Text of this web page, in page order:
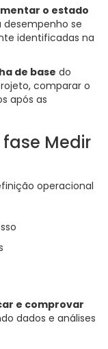
o estado
desempenho se
identificadas na
de base do
comparar o
após as
Medir
operacional
e comprovar
dados e análises